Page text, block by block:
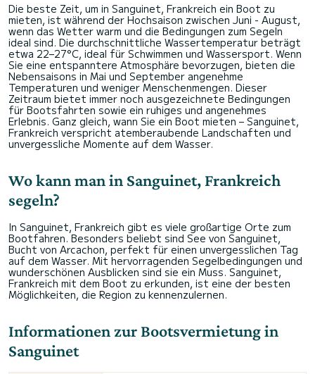
Die beste Zeit, um in Sanguinet, Frankreich ein Boot zu
mieten, ist während der Hochsaison zwischen Juni - August,
wenn das Wetter warm und die Bedingungen zum Segeln
ideal sind. Die durchschnittliche Wassertemperatur beträgt
etwa 22–27°C, ideal für Schwimmen und Wassersport. Wenn
Sie eine entspanntere Atmosphäre bevorzugen, bieten die
Nebensaisons in Mai und September angenehme
Temperaturen und weniger Menschenmengen. Dieser
Zeitraum bietet immer noch ausgezeichnete Bedingungen
für Bootsfahrten sowie ein ruhiges und angenehmes
Erlebnis. Ganz gleich, wann Sie ein Boot mieten – Sanguinet,
Frankreich verspricht atemberaubende Landschaften und
unvergessliche Momente auf dem Wasser.
Wo kann man in Sanguinet, Frankreich
segeln?
In Sanguinet, Frankreich gibt es viele großartige Orte zum
Bootfahren. Besonders beliebt sind See von Sanguinet,
Bucht von Arcachon, perfekt für einen unvergesslichen Tag
auf dem Wasser. Mit hervorragenden Segelbedingungen und
wunderschönen Ausblicken sind sie ein Muss. Sanguinet,
Frankreich mit dem Boot zu erkunden, ist eine der besten
Möglichkeiten, die Region zu kennenzulernen.
Informationen zur Bootsvermietung in
Sanguinet